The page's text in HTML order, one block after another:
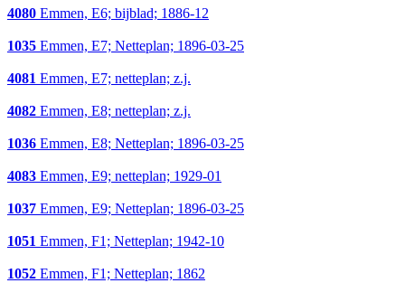
4080 Emmen, E6; bijblad; 1886-12
1035 Emmen, E7; Netteplan; 1896-03-25
4081 Emmen, E7; netteplan; z.j.
4082 Emmen, E8; netteplan; z.j.
1036 Emmen, E8; Netteplan; 1896-03-25
4083 Emmen, E9; netteplan; 1929-01
1037 Emmen, E9; Netteplan; 1896-03-25
1051 Emmen, F1; Netteplan; 1942-10
1052 Emmen, F1; Netteplan; 1862